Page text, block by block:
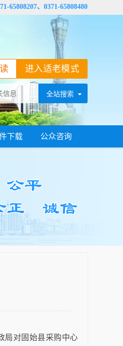
65808207、0371-65808480
进入适老模式
下载 公众咨询
局对固始县采购中心